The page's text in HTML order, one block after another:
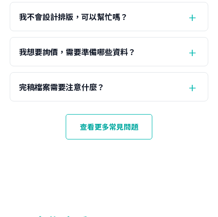
我不會設計排版，可以幫忙嗎？
我想要詢價，需要準備哪些資料？
完稿檔案需要注意什麼？
查看更多常見問題